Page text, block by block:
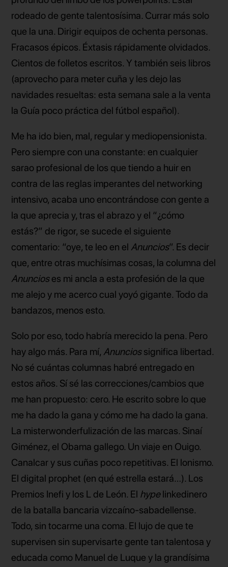
rodeado de gente talentosísima. Currar más solo
que la una. Dirigir equipos de ochenta personas.
Fracasos épicos. Éxtasis rápidamente olvidados.
Cientos de folletos escritos. Y también seis libros
(aprovecho para meter cuña y les dejo las
navidades resueltas: esta semana sale a la venta
la Guía poco práctica del fútbol español).
Me ha ido bien, mal, regular y mediopensionista.
Pero siempre con una constante: en cualquier
sarao profesional de los que tiendo a huir en
contra de las reglas imperantes del networking
intensivo, acaba uno encontrándose con gente a
la que aprecia y, tras el abrazo y el “¿cómo
estás?” de rigor, se sucede el siguiente
comentario: “oye, te leo en el Anuncios”. Es decir
que, entre otras muchísimas cosas, la columna del
Anuncioses mi ancla a esta profesión de la que
me alejo y me acerco cual yoyó gigante. Todo da
bandazos, menos esto.
Solo por eso, todo habría merecido la pena. Pero
hay algo más. Para mí, Anunciossignifica libertad.
No sé cuántas columnas habré entregado en
estos años. Sí sé las correcciones/cambios que
me han propuesto: cero. He escrito sobre lo que
me ha dado la gana y cómo me ha dado la gana.
La misterwonderfulización de las marcas. Sinaí
Giménez, el Obama gallego. Un viaje en Ouigo.
Canalcar y sus cuñas poco repetitivas. El lonismo.
El digital prophet (en qué estrella estará…). Los
Premios Inefi y los L de León. El hypelinkedinero
de la batalla bancaria vizcaíno-sabadellense.
Todo, sin tocarme una coma. El lujo de que te
supervisen sin supervisarte gente tan talentosa y
educada como Manuel de Luque y la grandísima